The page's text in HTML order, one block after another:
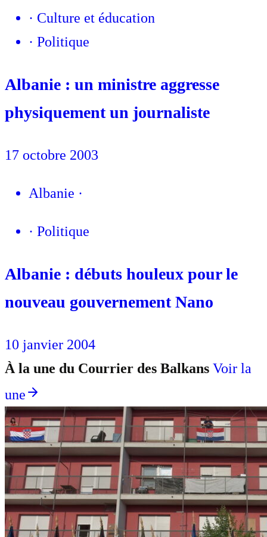
· Culture et éducation
· Politique
Albanie : un ministre aggresse
physiquement un journaliste
17 octobre 2003
Albanie ·
· Politique
Albanie : débuts houleux pour le
nouveau gouvernement Nano
10 janvier 2004
À la une du Courrier des Balkans Voir la
une